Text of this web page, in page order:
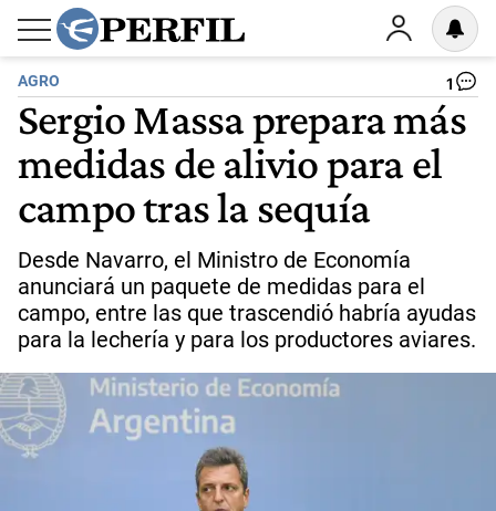
AGRO 1
Sergio Massa prepara más
medidas de alivio para el
campo tras la sequía
Desde Navarro, el Ministro de Economía
anunciará un paquete de medidas para el
campo, entre las que trascendió habría ayudas
para la lechería y para los productores aviares.